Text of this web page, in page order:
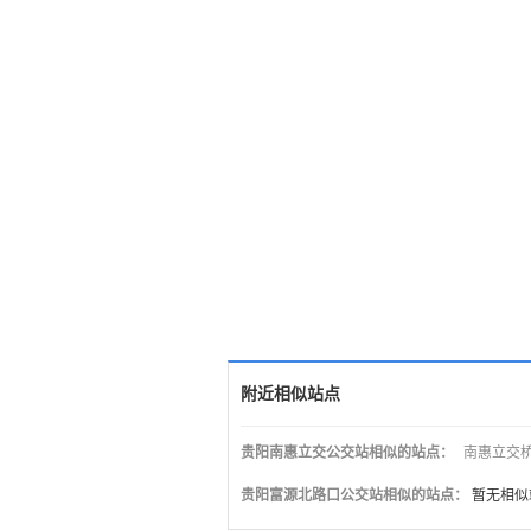
附近相似站点
贵阳南惠立交公交站相似的站点： 南惠立交
贵阳富源北路口公交站相似的站点： 暂无相